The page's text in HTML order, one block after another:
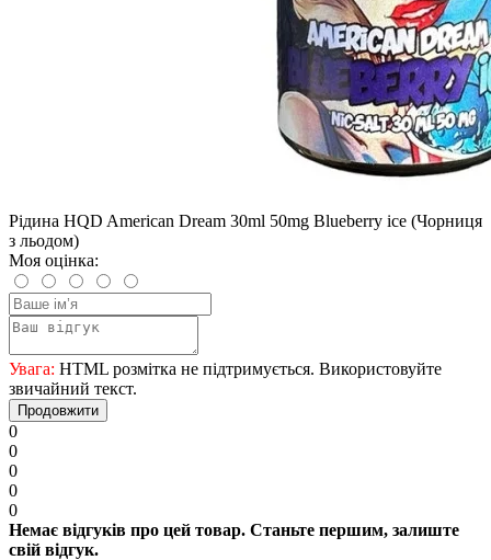
Рідина HQD American Dream 30ml 50mg Blueberry ice (Чорниця
з льодом)
Моя оцінка:
Увага: HTML розмітка не підтримується. Використовуйте
звичайний текст.
Продовжити
0
0
0
0
0
Немає відгуків про цей товар. Станьте першим, залиште
свій відгук.